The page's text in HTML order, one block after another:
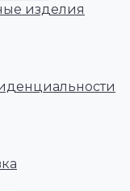
изделия